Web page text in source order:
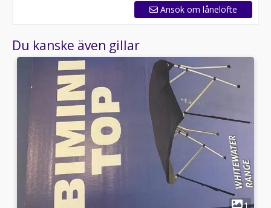
Ansök om lånelöfte
Du kanske även gillar
1